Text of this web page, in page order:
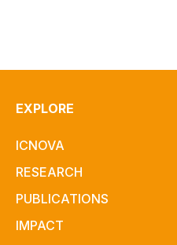
EXPLORE
ICNOVA
RESEARCH
PUBLICATIONS
IMPACT